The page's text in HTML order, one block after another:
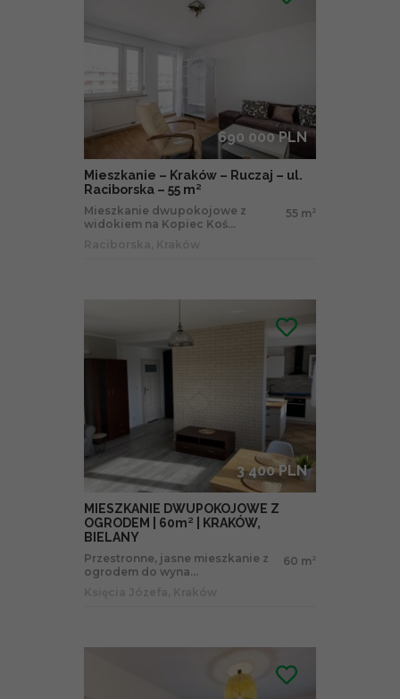
690 000 PLN
Mieszkanie – Kraków – Ruczaj – ul.
Raciborska – 55 m²
Mieszkanie dwupokojowe z
widokiem na Kopiec Koś...
55 m 2
3 400 PLN
MIESZKANIE DWUPOKOJOWE Z
OGRODEM | 60m² | KRAKÓW,
BIELANY
Przestronne, jasne mieszkanie z
ogrodem do wyna...
60 m 2